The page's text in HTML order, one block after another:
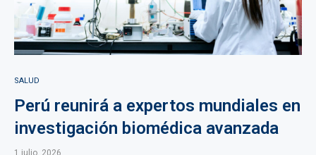
SALUD
Perú reunirá a expertos mundiales en
investigación biomédica avanzada
1 julio, 2026